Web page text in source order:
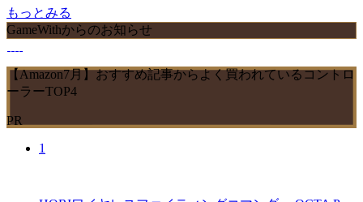
もっとみる
GameWithからのお知らせ
【Amazon7月】おすすめ記事からよく買われているコントロ
ーラーTOP4
PR
1